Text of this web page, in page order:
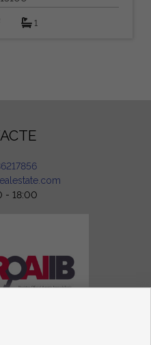
1
- 18:00